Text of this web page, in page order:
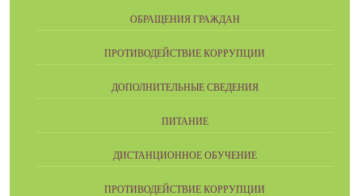
ОБРАЩЕНИЯ ГРАЖДАН
ПРОТИВОДЕЙСТВИЕ КОРРУПЦИИ
ДОПОЛНИТЕЛЬНЫЕ СВЕДЕНИЯ
ПИТАНИЕ
ДИСТАНЦИОННОЕ ОБУЧЕНИЕ
ПРОТИВОДЕЙСТВИЕ КОРРУПЦИИ